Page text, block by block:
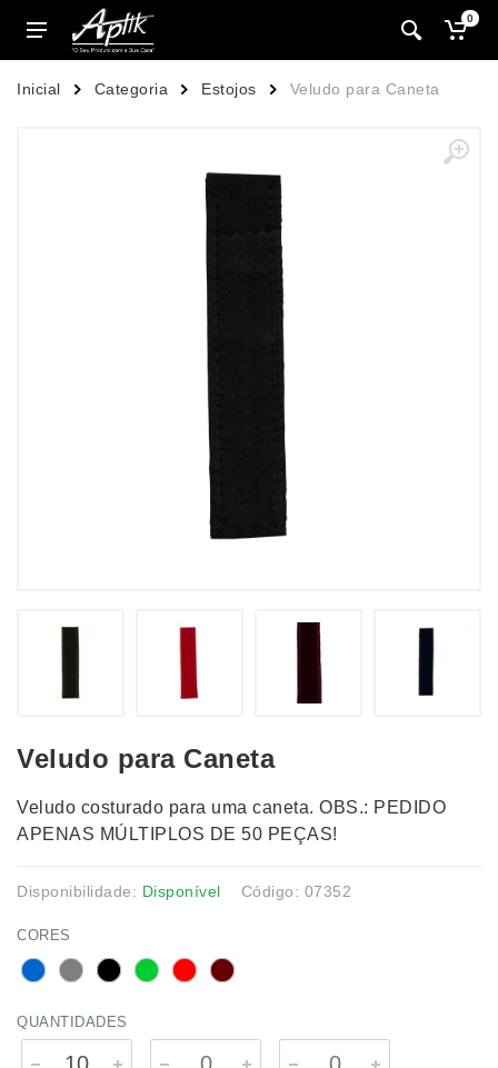
0
Inicial Categoria Estojos Veludo para Caneta
Veludo para Caneta
Veludo costurado para uma caneta. OBS.: PEDIDO
APENAS MÚLTIPLOS DE 50 PEÇAS!
Disponibilidade: Disponível Código: 07352
CORES
QUANTIDADES